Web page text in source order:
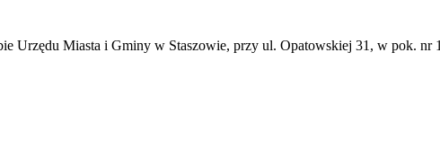
Urzędu Miasta i Gminy w Staszowie, przy ul. Opatowskiej 31, w pok.